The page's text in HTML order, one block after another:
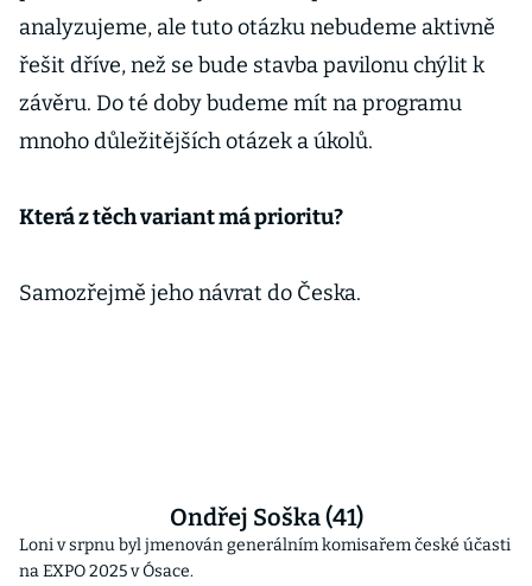
analyzujeme, ale tuto otázku nebudeme aktivně
řešit dříve, než se bude stavba pavilonu chýlit k
závěru. Do té doby budeme mít na programu
mnoho důležitějších otázek a úkolů.
Která z těch variant má prioritu?
Samozřejmě jeho návrat do Česka.
Ondřej Soška (41)
Loni v srpnu byl jmenován generálním komisařem české účasti
na EXPO 2025 v Ósace.